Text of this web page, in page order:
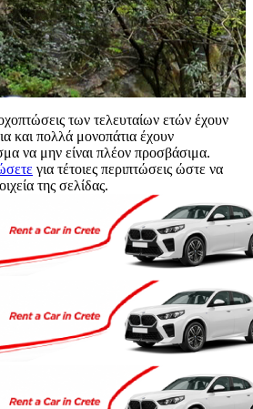
των τελευταίων ετών έχουν
και πολλά μονοπάτια έχουν
να μην είναι πλέον προσβάσιμα.
για τέτοιες περιπτώσεις ώστε να
της σελίδας.